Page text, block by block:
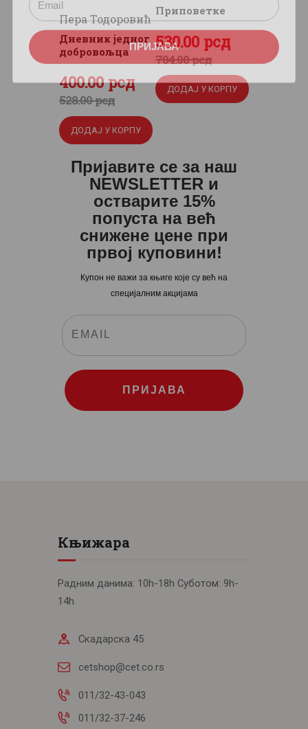
Пера Тодоровић
Дневник једног
добровољца
528.00рсд
Оригинална
цена
је
била:
528.
400.00рсд
Тренутна
цена
је:
400.
ДОДАЈ У КОРПУ
Приповетке
704.00рсд
Оригинална
цена
је
била:
0
рсд.
530.00 рсд
Тренутна
цена
је:
530.
рсд.
ДОДАЈ У КОРПУ
Пријавите се за наш
NEWSLETTER и
остварите 15%
попуста на већ
снижене цене при
првој куповини!
Купон не важи за књиге које су већ на
специјалним акцијама
ПРИЈАВА
Књижара
Радним данима: 10h-18h Суботом: 9h-
14h
Скадарска 45
cetshop@cet.co.rs
011/32-43-043
011/32-37-246
ПРИЈАВА